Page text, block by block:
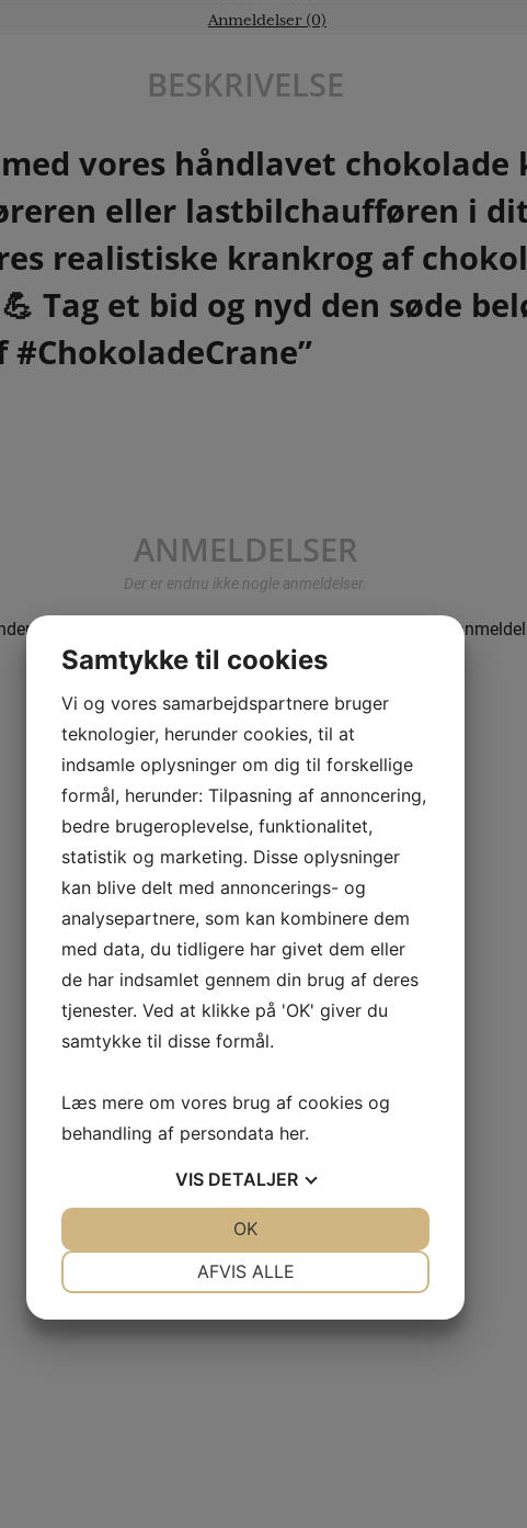
Anmeldelser (0)
BESKRIVELSE
vores håndlavet chokolade
eller lastbilchaufføren i
realistiske krankrog af
Tag et bid og nyd den søde
ANMELDELSER
Der er endnu ikke nogle anmeldelser.
der er logget ind og har købt denne vare, kan skrive en
Samtykke til cookies
Vi og vores samarbejdspartnere bruger
teknologier, herunder cookies, til at
indsamle oplysninger om dig til forskellige
formål, herunder: Tilpasning af annoncering,
bedre brugeroplevelse, funktionalitet,
statistik og marketing. Disse oplysninger
kan blive delt med annoncerings- og
analysepartnere, som kan kombinere dem
med data, du tidligere har givet dem eller
de har indsamlet gennem din brug af deres
tjenester. Ved at klikke på 'OK' giver du
samtykke til disse formål.
Læs mere om vores brug af cookies og
behandling af persondata her.
VIS DETALJER
AFVIS ALLE
OK